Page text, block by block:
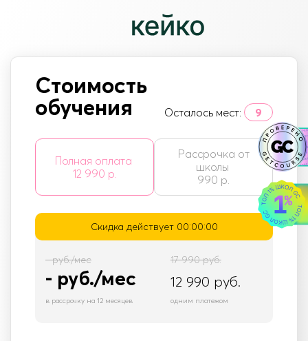
Стоимость
обучения
Осталось мест: 9
Полная оплата
12 990 р.
Рассрочка от
школы
990 р.
Скидка действует 00:00:00
-руб./мес
- руб./мес
в рассрочку на 12 месяцев
17 990руб.
12 990 руб.
одним платежом